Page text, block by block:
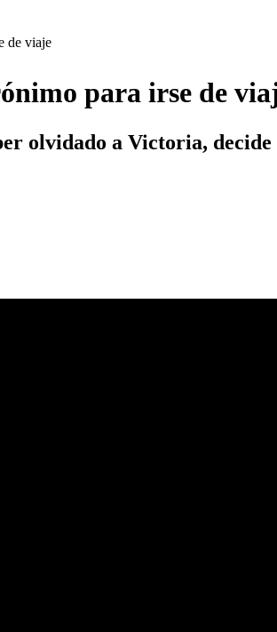
de viaje
para irse de
olvidado a Victoria,